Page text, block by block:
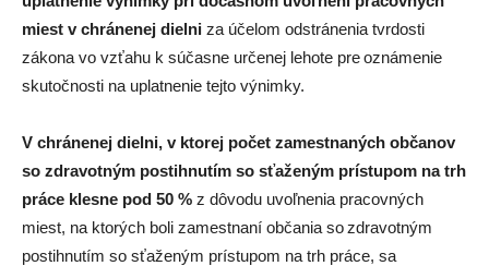
miest v chránenej dielni za účelom odstránenia tvrdosti
zákona vo vzťahu k súčasne určenej lehote pre oznámenie
skutočnosti na uplatnenie tejto výnimky.
V chránenej dielni, v ktorej počet zamestnaných občanov
so zdravotným postihnutím so sťaženým prístupom na trh
práce klesne pod 50 % z dôvodu uvoľnenia pracovných
miest, na ktorých boli zamestnaní občania so zdravotným
postihnutím so sťaženým prístupom na trh práce, sa